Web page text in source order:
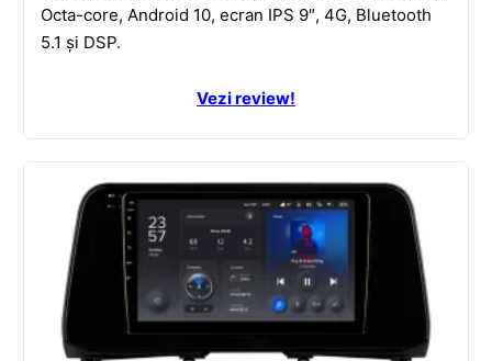
Octa-core, Android 10, ecran IPS 9″, 4G, Bluetooth
5.1 și DSP.
Vezi review!